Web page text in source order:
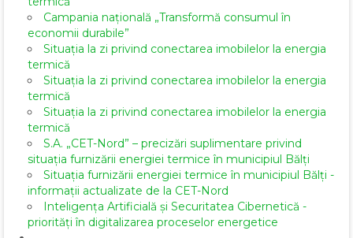
Campania națională „Transformă consumul în
economii durabile”
Situația la zi privind conectarea imobilelor la energia
termică
Situația la zi privind conectarea imobilelor la energia
termică
Situația la zi privind conectarea imobilelor la energia
termică
S.A. „CET-Nord” – precizări suplimentare privind
situația furnizării energiei termice în municipiul Bălți
Situația furnizării energiei termice în municipiul Bălți -
informații actualizate de la CET-Nord
Inteligența Artificială și Securitatea Cibernetică -
priorități în digitalizarea proceselor energetice